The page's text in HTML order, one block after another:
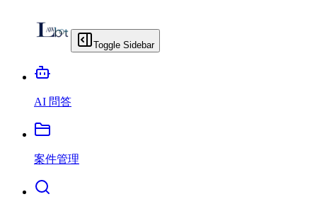
Toggle Sidebar
AI 問答
案件管理